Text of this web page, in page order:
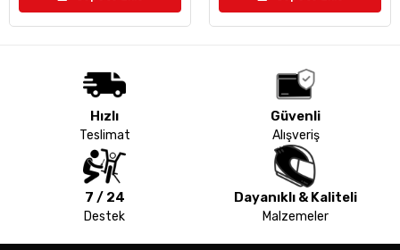
Hızlı
Teslimat
Güvenli
Alışveriş
7 / 24
Destek
Dayanıklı & Kaliteli
Malzemeler